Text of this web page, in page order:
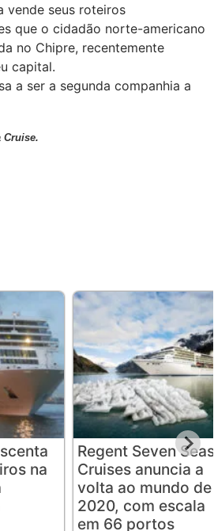
vende seus roteiros
que o cidadão norte-americano
no Chipre, recentemente
capital.
a ser a segunda companhia a
Cruise.
na
Regent Seven Seas
Cruises anuncia a
volta ao mundo de
2020, com escala
em 66 portos